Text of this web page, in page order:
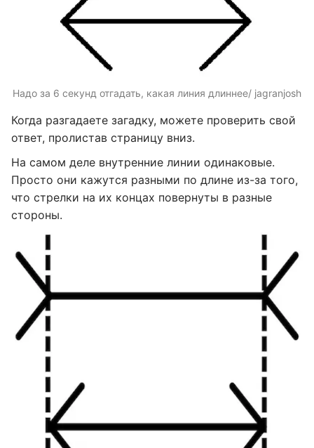
Надо за 6 секунд отгадать, какая линия длиннее/ jagranjosh
Когда разгадаете загадку, можете проверить свой
ответ, пролистав страницу вниз.
На самом деле внутренние линии одинаковые.
Просто они кажутся разными по длине из-за того,
что стрелки на их концах повернуты в разные
стороны.